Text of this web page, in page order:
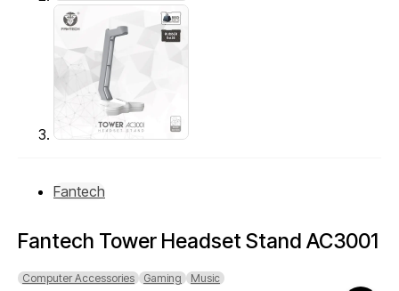
Fantech
Fantech Tower Headset Stand AC3001
Computer Accessories Gaming Music